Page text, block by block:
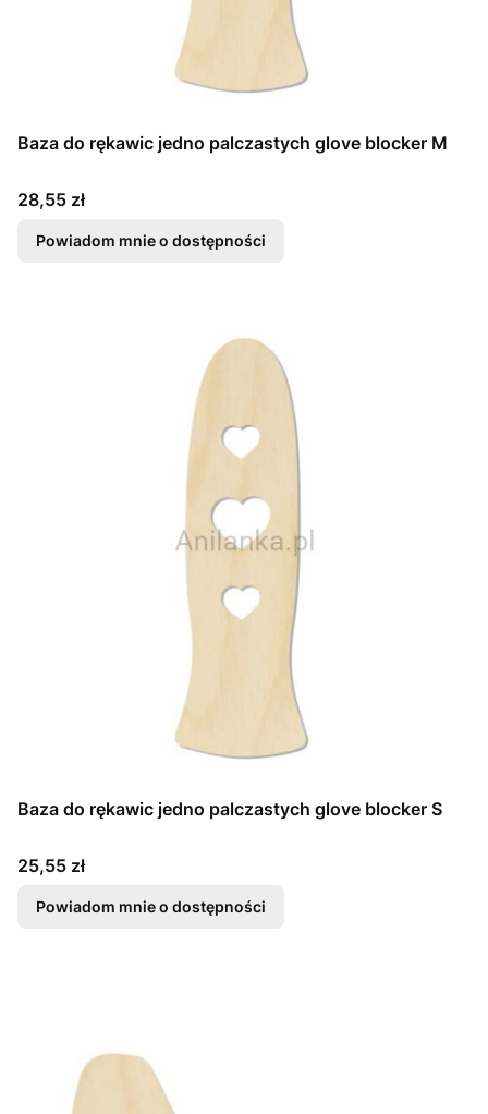
Baza do rękawic jedno palczastych glove blocker M
Cena
28,55 zł
Powiadom mnie o dostępności
Baza do rękawic jedno palczastych glove blocker S
Cena
25,55 zł
Powiadom mnie o dostępności